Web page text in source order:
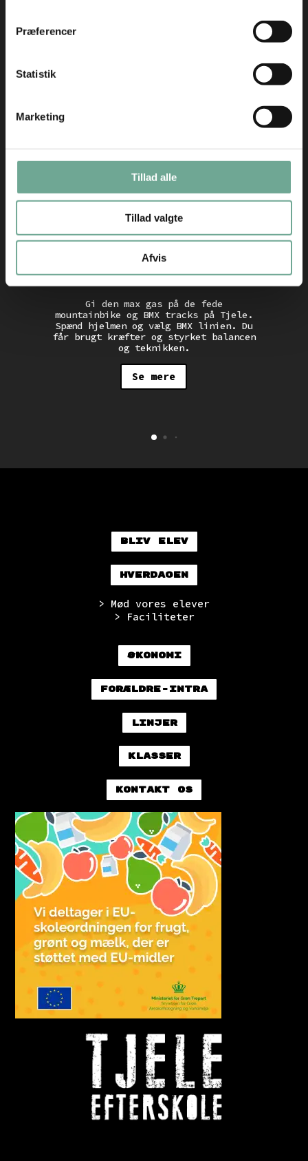
Præferencer
Statistik
Marketing
Tillad alle
Tillad valgte
Afvis
BMX Race
Gi den max gas på de fede
mountainbike og BMX tracks på Tjele.
Spænd hjelmen og vælg BMX linien. Du
får brugt kræfter og styrket balancen
og teknikken.
Se mere
Bliv elev
Hverdagen
> Mød vores elever
> Faciliteter
Økonomi
Forældre-intra
Linjer
Klasser
Kontakt os